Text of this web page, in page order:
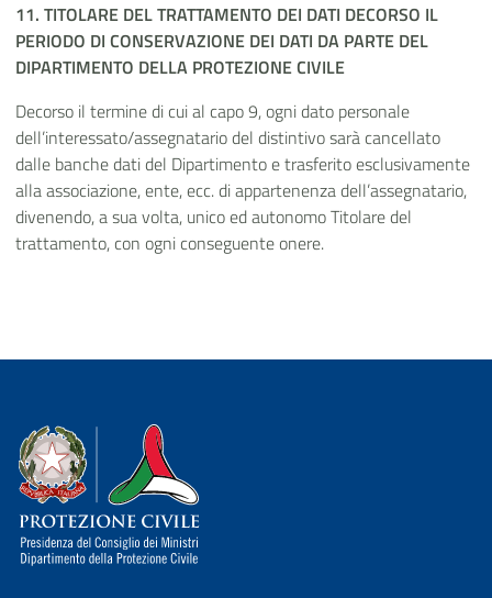
11. TITOLARE DEL TRATTAMENTO DEI DATI DECORSO IL
PERIODO DI CONSERVAZIONE DEI DATI DA PARTE DEL
DIPARTIMENTO DELLA PROTEZIONE CIVILE
Decorso il termine di cui al capo 9, ogni dato personale
dell’interessato/assegnatario del distintivo sarà cancellato
dalle banche dati del Dipartimento e trasferito esclusivamente
alla associazione, ente, ecc. di appartenenza dell’assegnatario,
divenendo, a sua volta, unico ed autonomo Titolare del
trattamento, con ogni conseguente onere.
Dipartimento della Protezione Civile